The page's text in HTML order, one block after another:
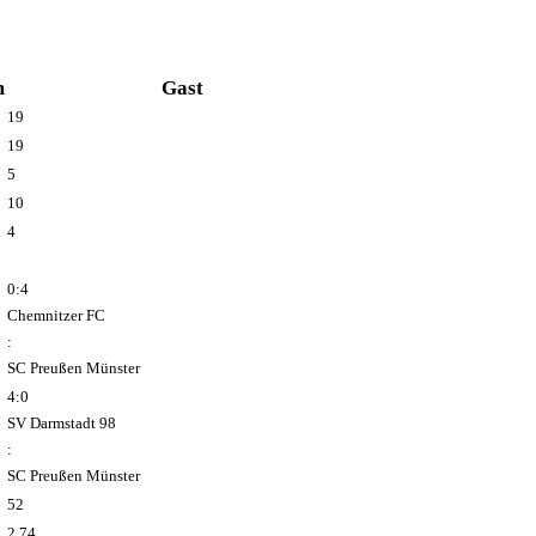
Gast
19
19
5
10
4
0:4
Chemnitzer FC
:
SC Preußen Münster
4:0
SV Darmstadt 98
:
SC Preußen Münster
52